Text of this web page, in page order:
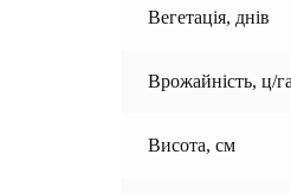
Вегетація, днів
Врожайність, ц/га
Висота, см